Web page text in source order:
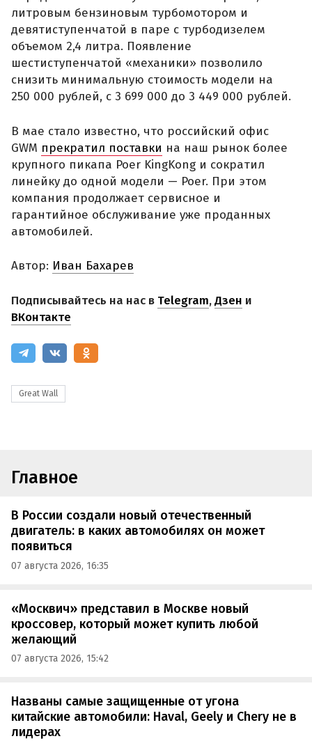
литровым бензиновым турбомотором и
девятиступенчатой в паре с турбодизелем
объемом 2,4 литра. Появление
шестиступенчатой «механики» позволило
снизить минимальную стоимость модели на
250 000 рублей, с 3 699 000 до 3 449 000 рублей.
В мае стало известно, что российский офис
GWM прекратил поставки на наш рынок более
крупного пикапа Poer KingKong и сократил
линейку до одной модели — Poer. При этом
компания продолжает сервисное и
гарантийное обслуживание уже проданных
автомобилей.
Автор: Иван Бахарев
Подписывайтесь на нас в Telegram,Дзен и
ВКонтакте
Great Wall
Главное
В России создали новый отечественный
двигатель: в каких автомобилях он может
появиться
07 августа 2026, 16:35
«Москвич» представил в Москве новый
кроссовер, который может купить любой
желающий
07 августа 2026, 15:42
Названы самые защищенные от угона
китайские автомобили: Haval, Geely и Chery не в
лидерах